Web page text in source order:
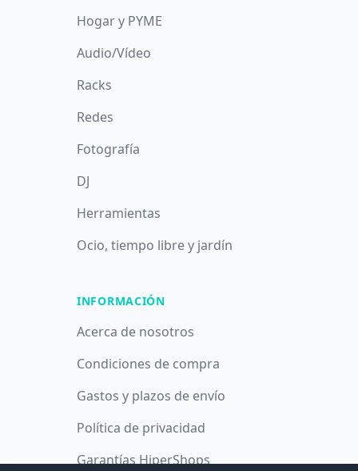
Hogar y PYME
Audio/Vídeo
Racks
Redes
Fotografía
DJ
Herramientas
Ocio, tiempo libre y jardín
INFORMACIÓN
Acerca de nosotros
Condiciones de compra
Gastos y plazos de envío
Política de privacidad
Garantías HiperShops